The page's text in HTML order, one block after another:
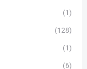
(1)
(128)
(1)
(6)